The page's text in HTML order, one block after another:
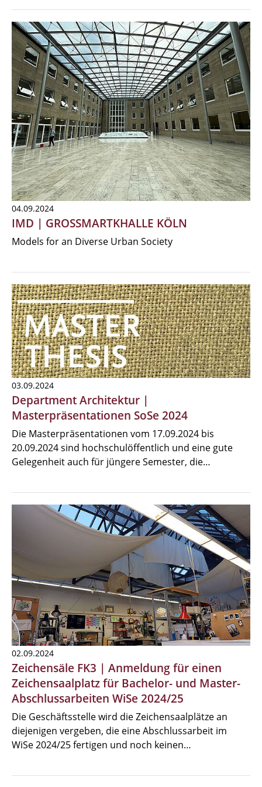
04.09.2024
IMD | GROSSMARTKHALLE KÖLN
Models for an Diverse Urban Society
03.09.2024
Department Architektur |
Masterpräsentationen SoSe 2024
Die Masterpräsentationen vom 17.09.2024 bis
20.09.2024 sind hochschulöffentlich und eine gute
Gelegenheit auch für jüngere Semester, die…
02.09.2024
Zeichensäle FK3 | Anmeldung für einen
Zeichensaalplatz für Bachelor- und Master-
Abschlussarbeiten WiSe 2024/25
Die Geschäftsstelle wird die Zeichensaalplätze an
diejenigen vergeben, die eine Abschlussarbeit im
WiSe 2024/25 fertigen und noch keinen…